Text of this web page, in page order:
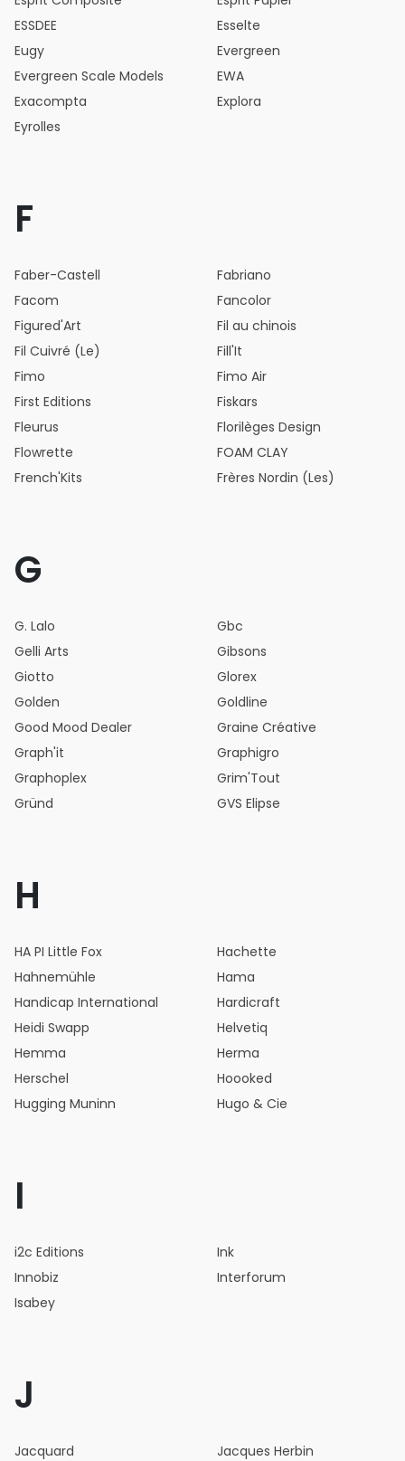
ESSDEE
Esselte
Eugy
Evergreen
Evergreen Scale Models
EWA
Exacompta
Explora
Eyrolles
F
Faber-Castell
Fabriano
Facom
Fancolor
Figured'Art
Fil au chinois
Fil Cuivré (Le)
Fill'It
Fimo
Fimo Air
First Editions
Fiskars
Fleurus
Florilèges Design
Flowrette
FOAM CLAY
French'Kits
Frères Nordin (Les)
G
G. Lalo
Gbc
Gelli Arts
Gibsons
Giotto
Glorex
Golden
Goldline
Good Mood Dealer
Graine Créative
Graph'it
Graphigro
Graphoplex
Grim'Tout
Gründ
GVS Elipse
H
HA PI Little Fox
Hachette
Hahnemühle
Hama
Handicap International
Hardicraft
Heidi Swapp
Helvetiq
Hemma
Herma
Herschel
Hoooked
Hugging Muninn
Hugo & Cie
I
i2c Editions
Ink
Innobiz
Interforum
Isabey
J
Jacquard
Jacques Herbin